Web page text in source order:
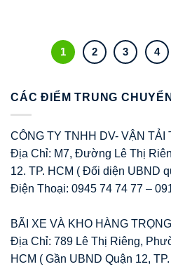
1 2 3 4
CÁC ĐIỂM TRUNG
CÔNG TY TNHH DV- VẬN TẢI
Địa Chỉ: M7, Đường Lê Thị
12. TP. HCM ( Đối diện UBND
Điện Thoại: 0945 74 74 77 –
BÃI XE VÀ KHO HÀNG
Địa Chỉ: 789 Lê Thị Riêng,
HCM ( Gần UBND Quận 12,